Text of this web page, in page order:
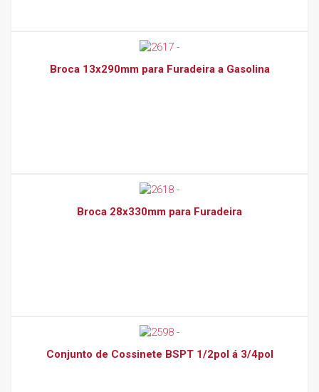
Broca 13x290mm para Furadeira a Gasolina
Broca 28x330mm para Furadeira
Conjunto de Cossinete BSPT 1/2pol á 3/4pol